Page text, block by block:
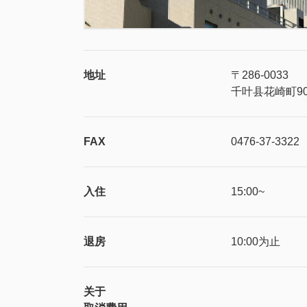
地址
〒286-0033
千叶县花崎町
FAX 0476-37-3322
入住 15:00~
退房 10:00为止
关于